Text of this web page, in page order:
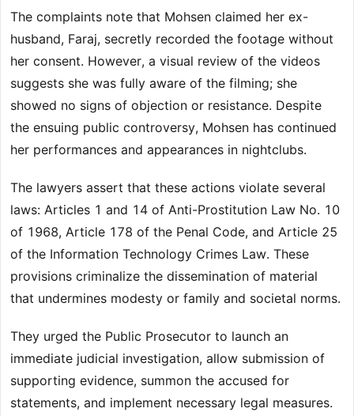
The complaints note that Mohsen claimed her ex-
husband, Faraj, secretly recorded the footage without
her consent. However, a visual review of the videos
suggests she was fully aware of the filming; she
showed no signs of objection or resistance. Despite
the ensuing public controversy, Mohsen has continued
her performances and appearances in nightclubs.
The lawyers assert that these actions violate several
laws: Articles 1 and 14 of Anti-Prostitution Law No. 10
of 1968, Article 178 of the Penal Code, and Article 25
of the Information Technology Crimes Law. These
provisions criminalize the dissemination of material
that undermines modesty or family and societal norms.
They urged the Public Prosecutor to launch an
immediate judicial investigation, allow submission of
supporting evidence, summon the accused for
statements, and implement necessary legal measures.